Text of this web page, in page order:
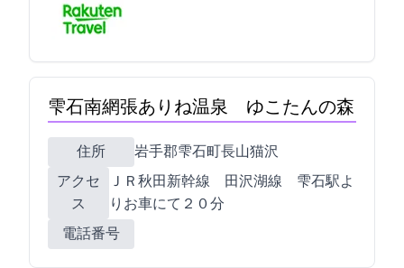
雫石南網張ありね温泉 ゆこたんの森
住所
岩手郡雫石町長山猫沢3-6
アクセ
ス
ＪＲ秋田新幹線 田沢湖線 雫石駅よ
りお車にて２０分
電話番号